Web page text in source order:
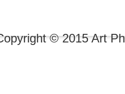
© 2015 Art